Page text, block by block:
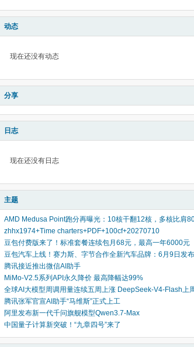
动态
现在还没有动态
分享
日志
现在还没有日志
主题
AMD Medusa Point跑分再曝光：10核干翻12核，多核比肩
zhhx1974+Time charters+PDF+100cf+20270710
豆包付费版来了！标准套餐连续包月68元，最高一年6000元
豆包汽车上线！赛力斯、字节合作全新汽车品牌：6月9日发布
腾讯接近推出微信AI助手
MiMo-V2.5系列API永久降价 最高降幅达99%
全球AI大模型周调用量连续五周上涨 DeepSeek-V4-Flash上
腾讯张军官宣AI助手“马维斯”正式上工
阿里发布新一代千问旗舰模型Qwen3.7-Max
中国量子计算新突破！“九章四号”来了